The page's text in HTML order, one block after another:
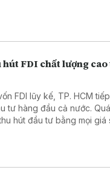
FDI chất lượng
FDI lũy kế, TP. HCM
tư hàng đầu cả nước.
hút đầu tư bằng mọi